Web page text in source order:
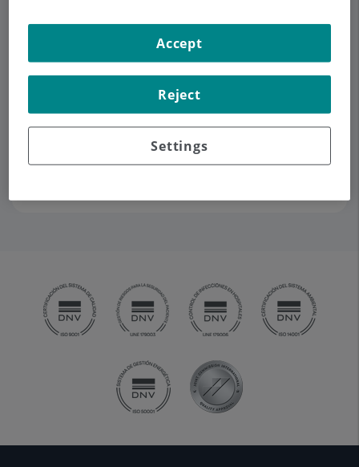
ContactoHorario
Pedir cita
Equipo
Settings
Reject
Accept